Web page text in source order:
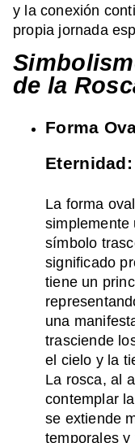
y la conexión
propia jornada
de la
Forma
Eternidad:
La forma
simplemente
símbolo
significado
tiene un
una
trasciende
el cielo y la
La rosca, al
contemplar
se extiende
temporales y